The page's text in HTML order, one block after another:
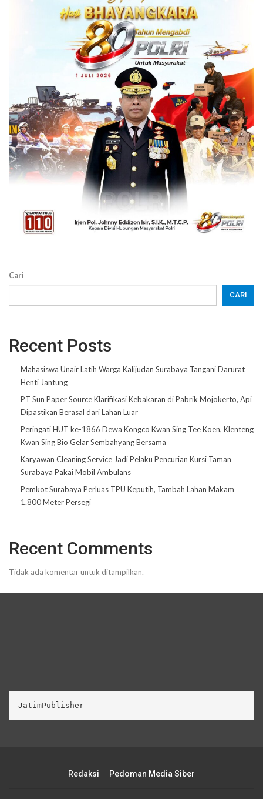
Cari
CARI
Recent Posts
Mahasiswa Unair Latih Warga Kalijudan Surabaya Tangani Darurat
Henti Jantung
PT Sun Paper Source Klarifikasi Kebakaran di Pabrik Mojokerto, Api
Dipastikan Berasal dari Lahan Luar
Peringati HUT ke-1866 Dewa Kongco Kwan Sing Tee Koen, Klenteng
Kwan Sing Bio Gelar Sembahyang Bersama
Karyawan Cleaning Service Jadi Pelaku Pencurian Kursi Taman
Surabaya Pakai Mobil Ambulans
Pemkot Surabaya Perluas TPU Keputih, Tambah Lahan Makam
1.800 Meter Persegi
Recent Comments
Tidak ada komentar untuk ditampilkan.
JatimPublisher
Redaksi Pedoman Media Siber